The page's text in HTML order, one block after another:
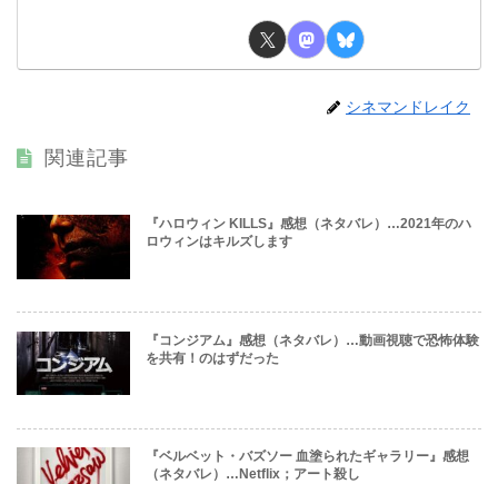
シネマンドレイク
関連記事
『ハロウィン KILLS』感想（ネタバレ）…2021年のハ
ロウィンはキルズします
『コンジアム』感想（ネタバレ）…動画視聴で恐怖体験
を共有！のはずだった
『ベルベット・バズソー 血塗られたギャラリー』感想
（ネタバレ）…Netflix；アート殺し